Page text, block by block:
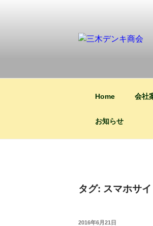
ス
Home 会社
お知らせ
タグ: スマホサイ
投
2016年6月21日